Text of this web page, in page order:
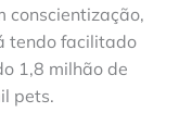
conscientização,
tendo facilitado
1,8 milhão de
pets.